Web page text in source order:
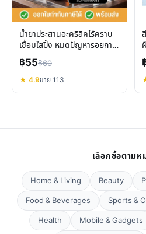
น้ำยาประสานอะคริลิคไร้คราบ
เชื่อมใสปิ๊ง หมดปัญหารอยกาว
ขาว
฿55฿60
★ 4.9ขาย 113
เลือกซื้อตามห
Home & Living Beauty
Food & Beverages
Sports &
Health
Mobile & Gadgets